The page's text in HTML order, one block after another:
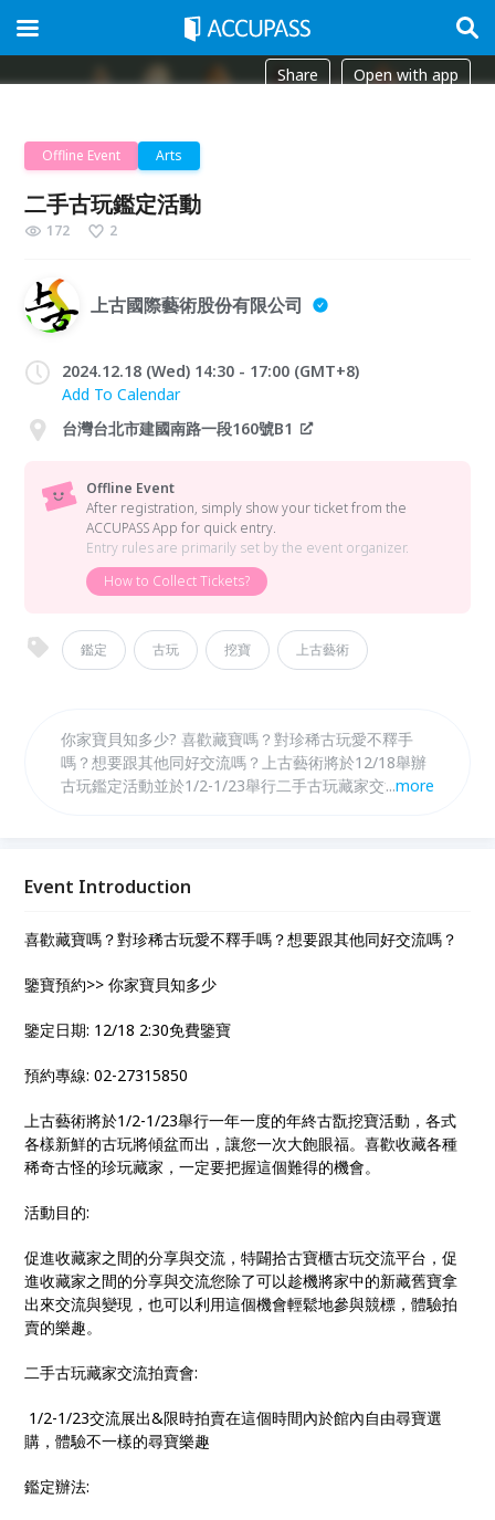
Share Open with app
Offline Event Arts
二手古玩鑑定活動
172 2
上古國際藝術股份有限公司
2024.12.18 (Wed) 14:30 - 17:00 (GMT+8)
Add To Calendar
台灣台北市建國南路一段160號B1
Offline Event
After registration, simply show your ticket from the
ACCUPASS App for quick entry.
Entry rules are primarily set by the event organizer.
How to Collect Tickets?
鑑定 古玩 挖寶 上古藝術
你家寶貝知多少? 喜歡藏寶嗎？對珍稀古玩愛不釋手
嗎？想要跟其他同好交流嗎？上古藝術將於12/18舉辦
古玩鑑定活動並於1/2-1/23舉行二手古玩藏家交流暨拍
...more
Event Introduction
喜歡藏寶嗎？對珍稀古玩愛不釋手嗎？想要跟其他同好交流嗎？
鑒寶預約>> 你家寶貝知多少
鑒定日期: 12/18 2:30免費鑒寶
預約專線: 02-27315850
上古藝術將於1/2-1/23舉行一年一度的年終古翫挖寶活動，各式
各樣新鮮的古玩將傾盆而出，讓您一次大飽眼福。喜歡收藏各種
稀奇古怪的珍玩藏家，一定要把握這個難得的機會。
活動目的:
促進收藏家之間的分享與交流，特闢拾古寶櫃古玩交流平台，促
進收藏家之間的分享與交流您除了可以趁機將家中的新藏舊寶拿
出來交流與變現，也可以利用這個機會輕鬆地參與競標，體驗拍
賣的樂趣。
二手古玩藏家交流拍賣會:
1/2-1/23交流展出&限時拍賣在這個時間內於館內自由尋寶選
購，體驗不一樣的尋寶樂趣
鑑定辦法: